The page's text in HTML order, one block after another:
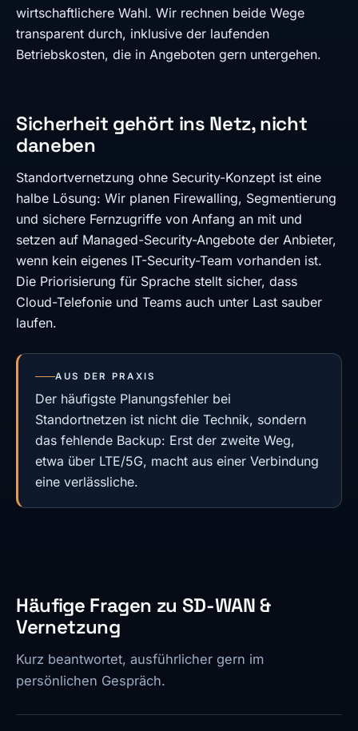
wirtschaftlichere Wahl. Wir rechnen beide Wege
transparent durch, inklusive der laufenden
Betriebskosten, die in Angeboten gern untergehen.
Sicherheit gehört ins Netz, nicht
daneben
Standortvernetzung ohne Security-Konzept ist eine
halbe Lösung: Wir planen Firewalling, Segmentierung
und sichere Fernzugriffe von Anfang an mit und
setzen auf Managed-Security-Angebote der Anbieter,
wenn kein eigenes IT-Security-Team vorhanden ist.
Die Priorisierung für Sprache stellt sicher, dass
Cloud-Telefonie und Teams auch unter Last sauber
laufen.
AUS DER PRAXIS
Der häufigste Planungsfehler bei
Standortnetzen ist nicht die Technik, sondern
das fehlende Backup: Erst der zweite Weg,
etwa über LTE/5G, macht aus einer Verbindung
eine verlässliche.
Häufige Fragen zu SD-WAN &
Vernetzung
Kurz beantwortet, ausführlicher gern im
persönlichen Gespräch.